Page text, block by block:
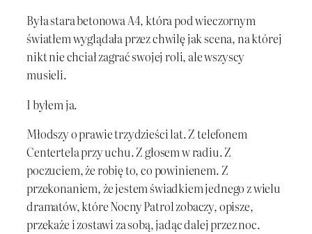
Była stara betonowa A4, która pod wieczornym
światłem wyglądała przez chwilę jak scena, na której
nikt nie chciał zagrać swojej roli, ale wszyscy
musieli.
I byłem ja.
Młodszy o prawie trzydzieści lat. Z telefonem
Centertela przy uchu. Z głosem w radiu. Z
poczuciem, że robię to, co powinienem. Z
przekonaniem, że jestem świadkiem jednego z wielu
dramatów, które Nocny Patrol zobaczy, opisze,
przekaże i zostawi za sobą, jadąc dalej przez noc.